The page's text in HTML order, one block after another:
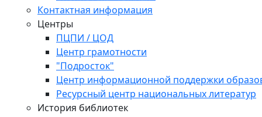
Контактная информация
Центры
ПЦПИ / ЦОД
Центр грамотности
"Подросток"
Центр информационной поддержки
Ресурсный центр национальных литератур
История библиотек